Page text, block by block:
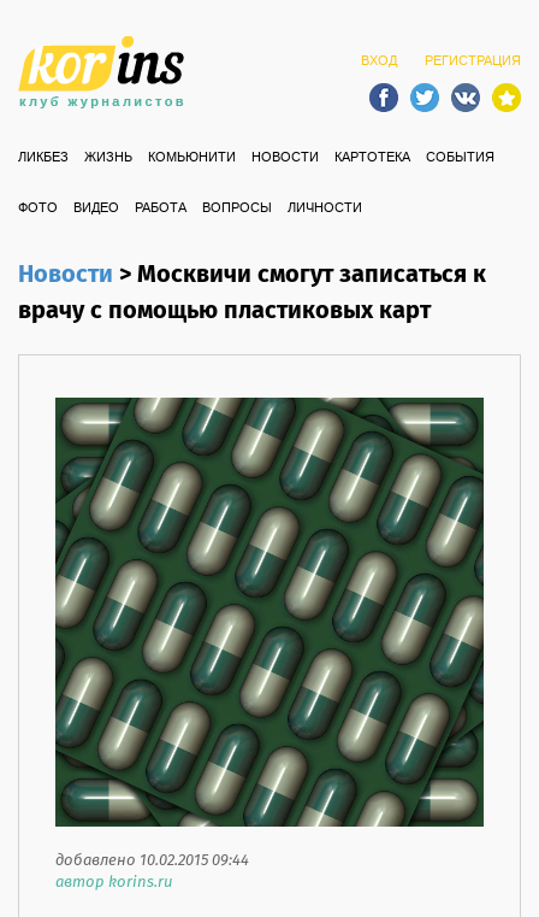
ВХОД РЕГИСТРАЦИЯ
ЛИКБЕЗ ЖИЗНЬ КОМЬЮНИТИ НОВОСТИ КАРТОТЕКА СОБЫТИЯ
ФОТО ВИДЕО РАБОТА ВОПРОСЫ ЛИЧНОСТИ
Новости>Москвичи смогут записаться к
врачу с помощью пластиковых карт
добавлено 10.02.2015 09:44
автор korins.ru